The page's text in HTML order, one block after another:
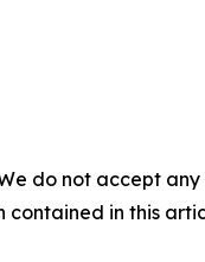
do not accept
in this